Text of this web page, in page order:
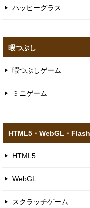
ハッピーグラス
暇つぶし
暇つぶしゲーム
ミニゲーム
HTML5​・WebGL​・Flash
HTML5
WebGL
スクラッチゲーム